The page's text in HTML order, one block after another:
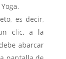
es decir,
clic, a la
abarcar